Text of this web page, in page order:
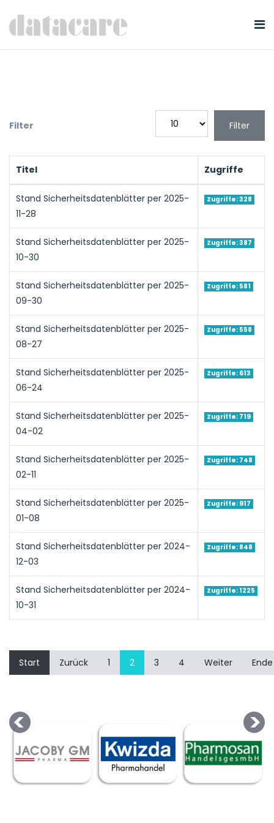
Filter
Anzeige #
Filter
Titel Zugriffe
Stand Sicherheitsdatenblätter per 2025-
11-28
Zugriffe: 328
Stand Sicherheitsdatenblätter per 2025-
10-30
Zugriffe: 387
Stand Sicherheitsdatenblätter per 2025-
09-30
Zugriffe: 581
Stand Sicherheitsdatenblätter per 2025-
08-27
Zugriffe: 558
Stand Sicherheitsdatenblätter per 2025-
06-24
Zugriffe: 613
Stand Sicherheitsdatenblätter per 2025-
04-02
Zugriffe: 719
Stand Sicherheitsdatenblätter per 2025-
02-11
Zugriffe: 748
Stand Sicherheitsdatenblätter per 2025-
01-08
Zugriffe: 917
Stand Sicherheitsdatenblätter per 2024-
12-03
Zugriffe: 848
Stand Sicherheitsdatenblätter per 2024-
10-31
Zugriffe: 1225
Start Zurück 1 2 3 4 Weiter Ende